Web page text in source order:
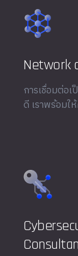
Network
การเชื่อมต่อ
ดี เราพร้อม